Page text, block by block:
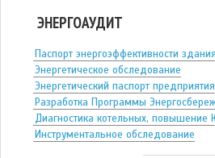
ЭНЕРГОАУДИТ
Паспорт энергоэффективности здания
Энергетическое обследование
Энергетический паспорт предприятия
Разработка Программы
Диагностика котельных, повышение
Инструментальное обследование